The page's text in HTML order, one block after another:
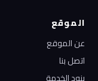
الموقع
عن الموقع
اتصل بنا